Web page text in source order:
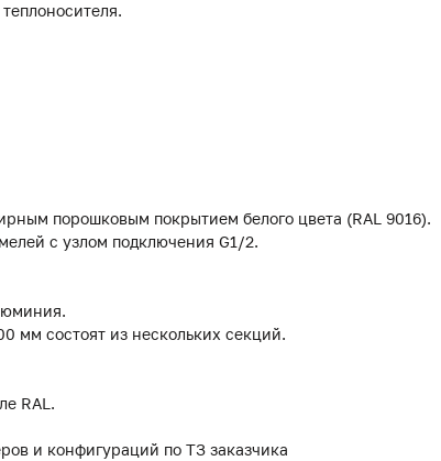
порошковым покрытием белого цвета (RAL 9016).
с узлом подключения G1/2.
мм состоят из нескольких секций.
RAL.
и конфигураций по ТЗ заказчика